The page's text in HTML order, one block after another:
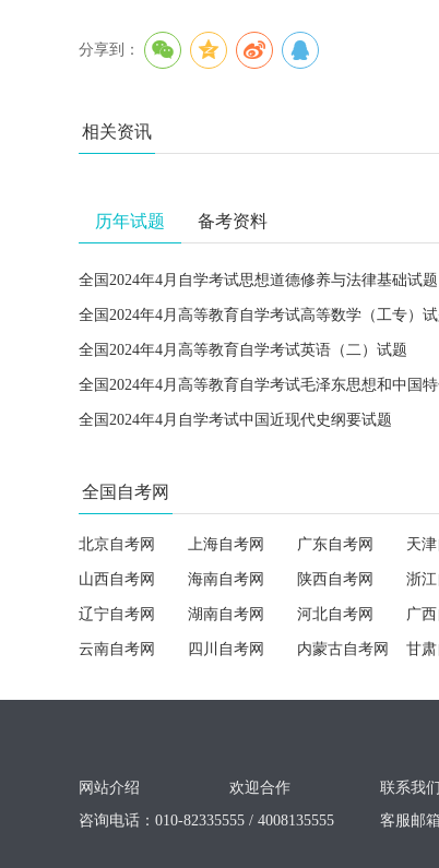
分享到：
相关资讯
历年试题 备考资料
全国2024年4月自学考试思想道德修养与法律基础试题
全国2024年4月高等教育自学考试高等数学（工专）
全国2024年4月高等教育自学考试英语（二）试题
全国2024年4月自学考试中国近现代史纲要试题
全国自考网
北京自考网 上海自考网 广东自考网 天
山西自考网 海南自考网 陕西自考网 浙江
辽宁自考网 湖南自考网 河北自考网 广
云南自考网 四川自考网 内蒙古自考网 甘肃
网站介绍 欢迎合作 联系我们
咨询电话：010-82335555 / 4008135555
客服邮箱